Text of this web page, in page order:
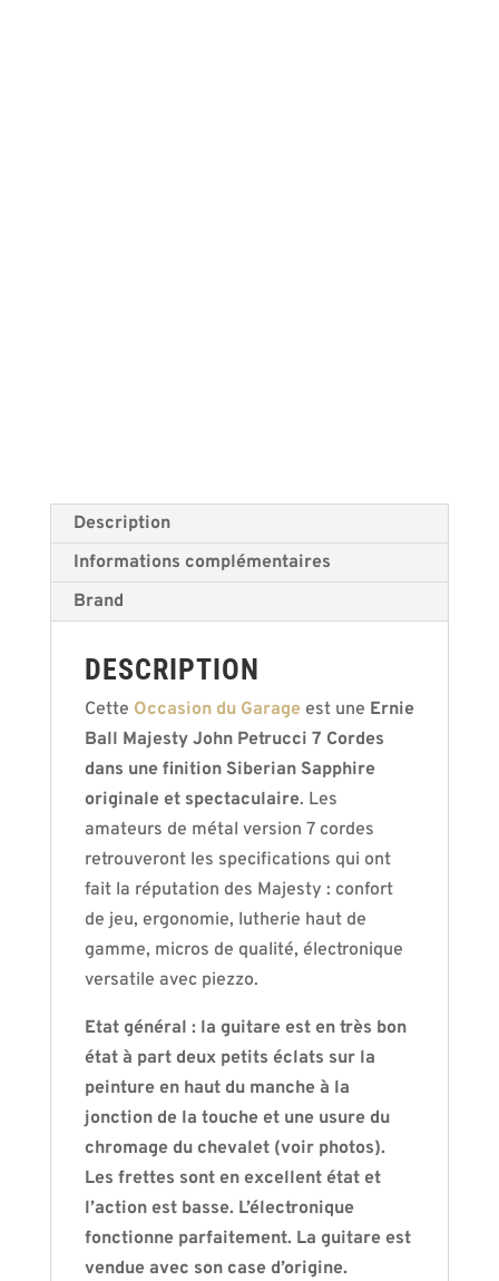
Description
Informations complémentaires
Brand
DESCRIPTION
Cette Occasion du Garage est une Ernie
Ball Majesty John Petrucci 7 Cordes
dans une finition Siberian Sapphire
originale et spectaculaire. Les
amateurs de métal version 7 cordes
retrouveront les specifications qui ont
fait la réputation des Majesty : confort
de jeu, ergonomie, lutherie haut de
gamme, micros de qualité, électronique
versatile avec piezzo.
Etat général : la guitare est en très bon
état à part deux petits éclats sur la
peinture en haut du manche à la
jonction de la touche et une usure du
chromage du chevalet (voir photos).
Les frettes sont en excellent état et
l’action est basse. L’électronique
fonctionne parfaitement. La guitare est
vendue avec son case d’origine.